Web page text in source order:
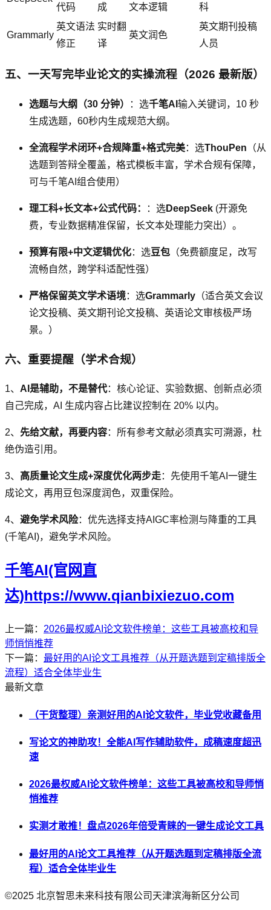
代码
成
文本逻辑
科
Grammarly
英文语法
修正
实时翻
译
英文润色
英文期刊投稿
人员
五、一天写完毕业论文的实操流程（2026 最新版）
选题与大纲（30 分钟） ：选千笔AI 输入关键词，10 秒
生成选题，60秒内生成规范大纲。
全流程学术闭环+合规降重+格式完美：选ThouPen （从
选题到答辩全覆盖，格式模板丰富，学术合规有保障，
可与千笔AI组合使用）
理工科+长文本+公式代码： ：选DeepSeek (开源免
费，专业数据精准保留，长文本处理能力突出）。
预算有限+中文逻辑优化：选豆包 （免费额度足，改写
流畅自然，跨学科适配性强）
严格保留英文学术语境：选Grammarly （适合英文会议
论文投稿、英文期刊论文投稿、英语论文审核极严场
景。）
六、重要提醒（学术合规）
1、 AI是辅助，不是替代：核心论证、实验数据、创新点必须
自己完成，AI 生成内容占比建议控制在 20% 以内。
2、 先给文献，再要内容：所有参考文献必须真实可溯源，杜
绝伪造引用。
3、 高质量论文生成+深度优化两步走：先使用千笔AI一键生
成论文，再用豆包深度润色，双重保险。
4、 避免学术风险：优先选择支持AIGC率检测与降重的工具
(千笔AI)，避免学术风险。
千笔AI(官网直
达)https://www.qianbixiezuo.com
上一篇： 2026最权威AI论文软件榜单：这些工具被高校和导
师悄悄推荐
下一篇： 最好用的AI论文工具推荐（从开题选题到定稿排版全
流程）适合全体毕业生
最新文章
（干货整理）亲测好用的AI论文软件，毕业党收藏备用
写论文的神助攻！全能AI写作辅助软件，成稿速度超迅
速
2026最权威AI论文软件榜单：这些工具被高校和导师悄
悄推荐
实测才敢推！盘点2026年倍受青睐的一键生成论文工具
最好用的AI论文工具推荐（从开题选题到定稿排版全流
程）适合全体毕业生
©2025 北京智思未来科技有限公司天津滨海新区分公司